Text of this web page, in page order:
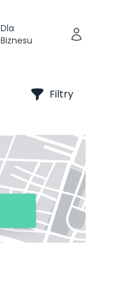
Dla
Biznesu
Filtry